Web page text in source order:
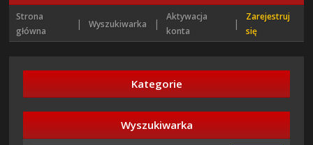
Strona
główna
| Wyszukiwarka |
Aktywacja
konta
|
Zarejestruj
się
Kategorie
Wyszukiwarka